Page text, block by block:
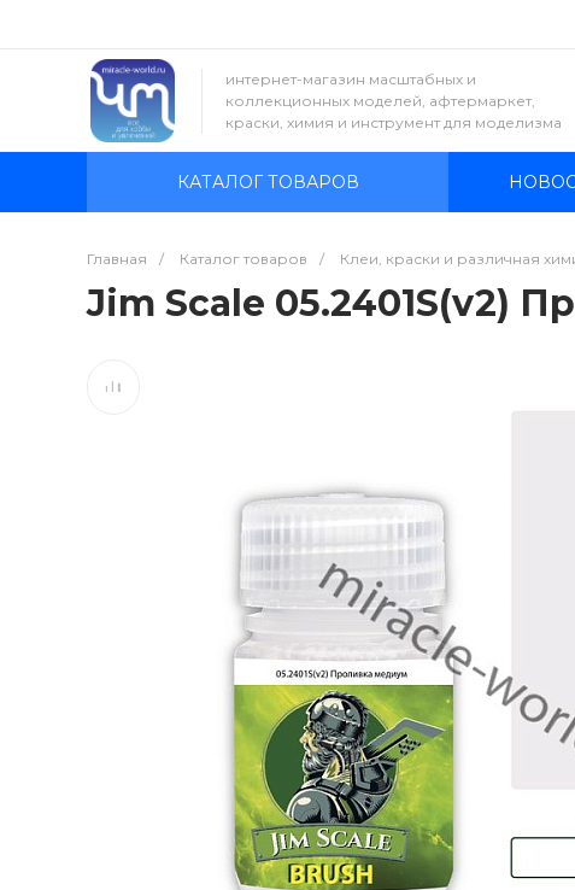
интернет-магазин масштабных и
коллекционных моделей, афтермаркет,
краски, химия и инструмент для моделизма
КАТАЛОГ ТОВАРОВ
Главная / Каталог товаров / Клеи, краски и различная
Jim Scale 05.2401S(v2)